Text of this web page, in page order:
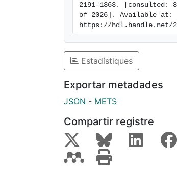
2191-1363. [consulted:
of 2026]. Available at:
https://hdl.handle.net/
Estadístiques
Exportar metadades
JSON - METS
Compartir registre